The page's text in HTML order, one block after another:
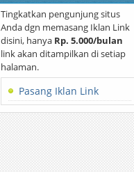
Tingkatkan pengunjung situs
Anda dgn memasang Iklan Link
disini, hanya Rp. 5.000/bulan
link akan ditampilkan di setiap
halaman.
Pasang Iklan Link